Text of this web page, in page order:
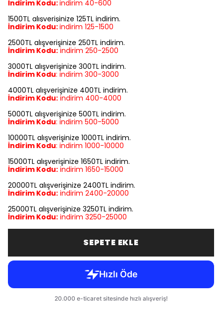
İndirim Kodu:indirim 40-600
1500TL alışverişinize 125TL indirim.
İndirim Kodu:indirim 125-1500
2500TL alışverişinize 250TL indirim.
İndirim Kodu: indirim 250-2500
3000TL alışverişinize 300TL indirim.
İndirim Kodu: indirim 300-3000
4000TL alışverişinize 400TL indirim.
İndirim Kodu: indirim 400-4000
5000TL alışverişinize 500TL indirim.
İndirim Kodu: indirim 500-5000
10000TL alışverişinize 1000TL indirim.
İndirim Kodu: indirim 1000-10000
15000TL alışverişinize 1650TL indirim.
İndirim Kodu: indirim 1650-15000
20000TL alışverişinize 2400TL indirim.
İndirim Kodu: indirim 2400-20000
25000TL alışverişinize 3250TL indirim.
İndirim Kodu: indirim 3250-25000
SEPETE EKLE